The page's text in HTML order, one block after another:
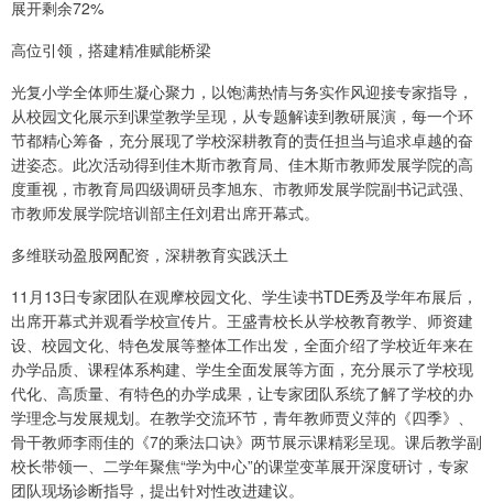
展开剩余72%
高位引领，搭建精准赋能桥梁
光复小学全体师生凝心聚力，以饱满热情与务实作风迎接专家指导，
从校园文化展示到课堂教学呈现，从专题解读到教研展演，每一个环
节都精心筹备，充分展现了学校深耕教育的责任担当与追求卓越的奋
进姿态。此次活动得到佳木斯市教育局、佳木斯市教师发展学院的高
度重视，市教育局四级调研员李旭东、市教师发展学院副书记武强、
市教师发展学院培训部主任刘君出席开幕式。
多维联动盈股网配资，深耕教育实践沃土
11月13日专家团队在观摩校园文化、学生读书TDE秀及学年布展后，
出席开幕式并观看学校宣传片。王盛青校长从学校教育教学、师资建
设、校园文化、特色发展等整体工作出发，全面介绍了学校近年来在
办学品质、课程体系构建、学生全面发展等方面，充分展示了学校现
代化、高质量、有特色的办学成果，让专家团队系统了解了学校的办
学理念与发展规划。在教学交流环节，青年教师贾义萍的《四季》、
骨干教师李雨佳的《7的乘法口诀》两节展示课精彩呈现。课后教学副
校长带领一、二学年聚焦“学为中心”的课堂变革展开深度研讨，专家
团队现场诊断指导，提出针对性改进建议。